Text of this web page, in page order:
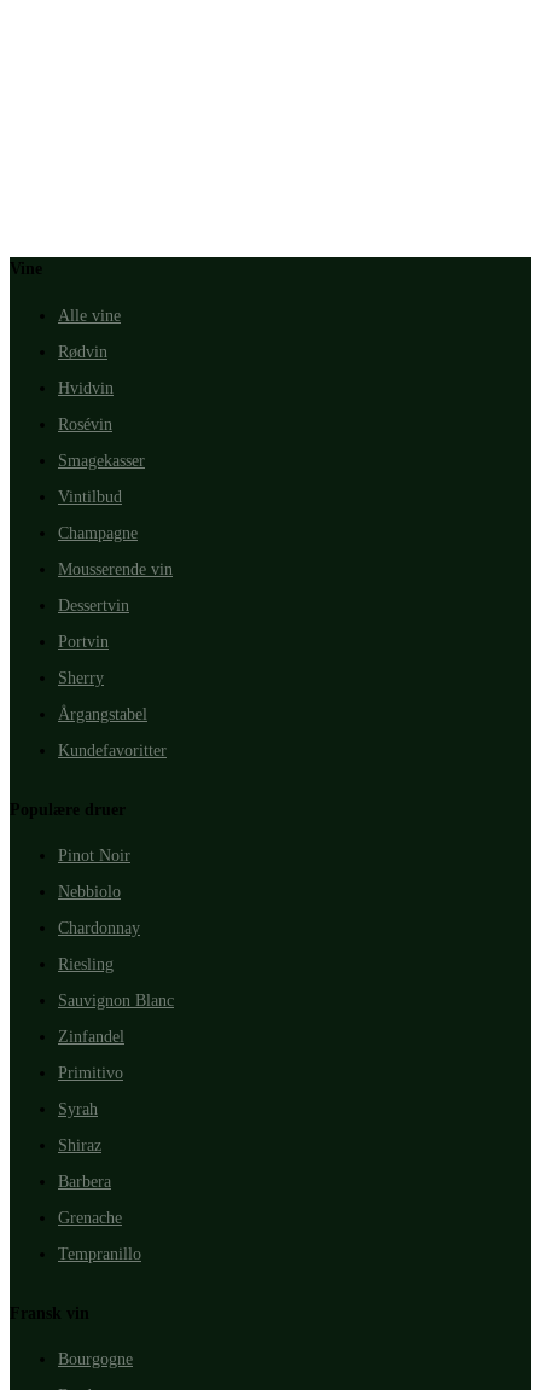
Vine
Alle vine
Rødvin
Hvidvin
Rosévin
Smagekasser
Vintilbud
Champagne
Mousserende vin
Dessertvin
Portvin
Sherry
Årgangstabel
Kundefavoritter
Populære druer
Pinot Noir
Nebbiolo
Chardonnay
Riesling
Sauvignon Blanc
Zinfandel
Primitivo
Syrah
Shiraz
Barbera
Grenache
Tempranillo
Fransk vin
Bourgogne